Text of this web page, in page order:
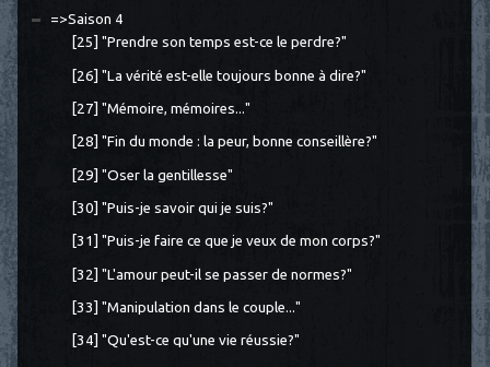
=>Saison 4
[25] "Prendre son temps est-ce le perdre?"
[26] "La vérité est-elle toujours bonne à dire?"
[27] "Mémoire, mémoires..."
[28] "Fin du monde : la peur, bonne conseillère?"
[29] "Oser la gentillesse"
[30] "Puis-je savoir qui je suis?"
[31] "Puis-je faire ce que je veux de mon corps?"
[32] "L'amour peut-il se passer de normes?"
[33] "Manipulation dans le couple..."
[34] "Qu'est-ce qu'une vie réussie?"